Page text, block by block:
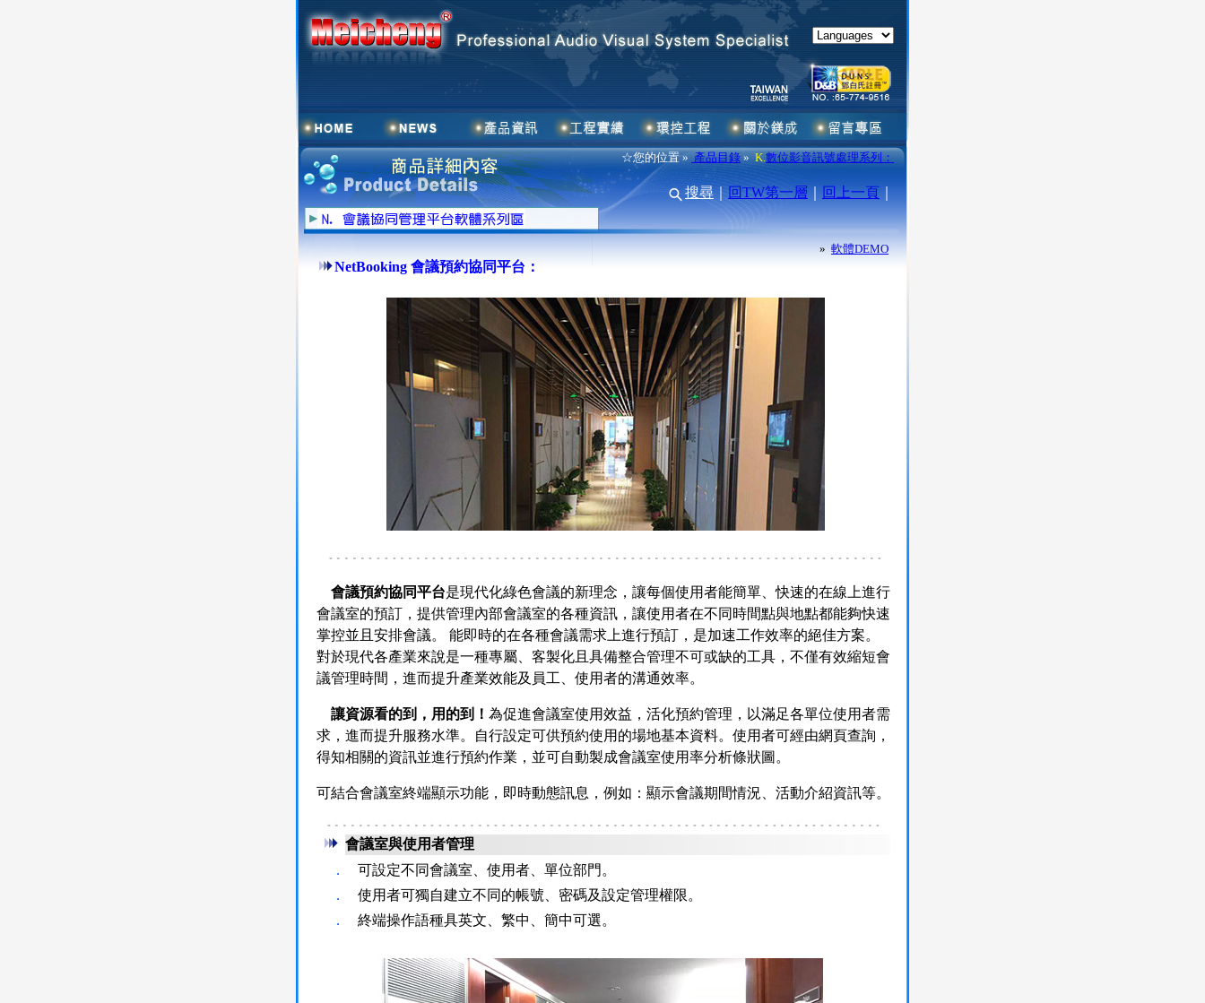
☆您的位置 » 產品目錄 » K.數位影音訊號處理系列：
搜尋 ｜回TW第一層 回上一頁
» 軟體DEMO
NetBooking 會議預約協同平台：
會議預約協同平台是現代化綠色會議的新理念，讓每個使用者能簡單、快速的在線上進行
會議室的預訂，提供管理內部會議室的各種資訊，讓使用者在不同時間點與地點都能夠快速
掌控並且安排會議。 能即時的在各種會議需求上進行預訂，是加速工作效率的絕佳方案。
對於現代各產業來說是一種專屬、客製化且具備整合管理不可或缺的工具，不僅有效縮短會
議管理時間，進而提升產業效能及員工、使用者的溝通效率。
讓資源看的到，用的到！ 為促進會議室使用效益，活化預約管理，以滿足各單位使用者需
求，進而提升服務水準。自行設定可供預約使用的場地基本資料。使用者可經由網頁查詢，
得知相關的資訊並進行預約作業，並可自動製成會議室使用率分析條狀圖。
可結合會議室終端顯示功能，即時動態訊息，例如：顯示會議期間情況、活動介紹資訊等。
會議室與使用者管理
．
可設定不同會議室、使用者、單位部門。
．
使用者可獨自建立不同的帳號、密碼及設定管理權限。
．
終端操作語種具英文、繁中、簡中可選。